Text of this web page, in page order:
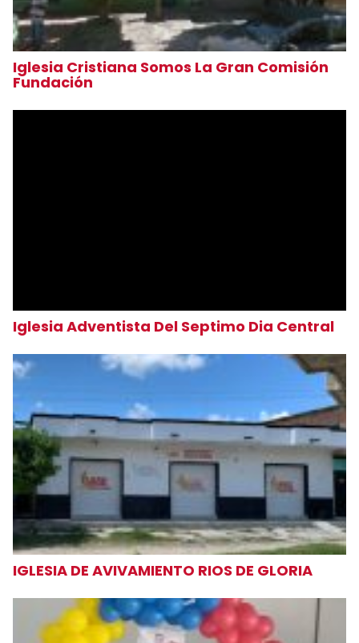
Iglesia Cristiana Somos La Gran Comisión
Fundación
Iglesia Adventista Del Septimo Dia Central
IGLESIA DE AVIVAMIENTO RIOS DE GLORIA